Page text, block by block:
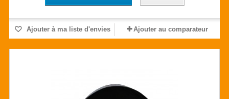
Ajouter à ma liste d'envies Ajouter au comparateur